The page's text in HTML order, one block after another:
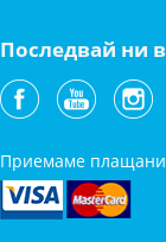
Последвай ни
Приемаме